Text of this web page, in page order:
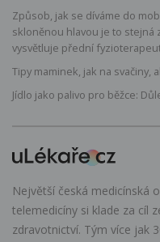
Způsob, jak se díváme do
skloněnou hlavou je to stejná
vysvětluje přední
Tipy maminek, jak na
Jídlo jako palivo pro běžce:
Největší česká medicínská
telemedicíny si klade za cíl
zdravotnictví. Tým více jak